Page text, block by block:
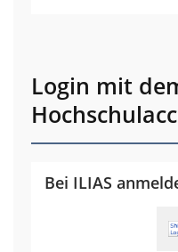
Login mit
Bei ILIAS